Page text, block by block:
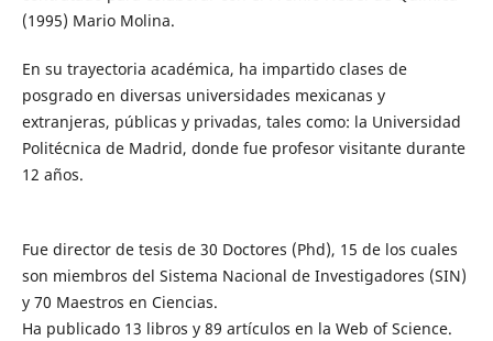
(1995) Mario Molina.
En su trayectoria académica, ha impartido clases de
posgrado en diversas universidades mexicanas y
extranjeras, públicas y privadas, tales como: la Universidad
Politécnica de Madrid, donde fue profesor visitante durante
12 años.
Fue director de tesis de 30 Doctores (Phd), 15 de los cuales
son miembros del Sistema Nacional de Investigadores (SIN)
y 70 Maestros en Ciencias.
Ha publicado 13 libros y 89 artículos en la Web of Science.